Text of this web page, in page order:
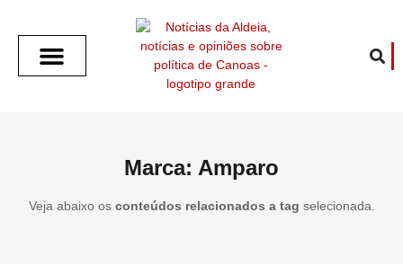
Marca: Amparo
Veja abaixo os conteúdos relacionados a tag selecionada.